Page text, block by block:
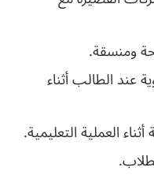
ومنسقة.
عند الطالب أثناء
العملية التعليمية.